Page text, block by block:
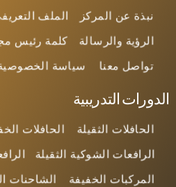
نبذة عن المركز
الملف
الرؤية والرسالة
كلمة رئيس
تواصل معنا
سياسة
الدورات التدريبية
الحافلات الثقيلة
الحافلات
الرافعات الشوكية الثقيلة
المركبات الخفيفة
الشاحنات